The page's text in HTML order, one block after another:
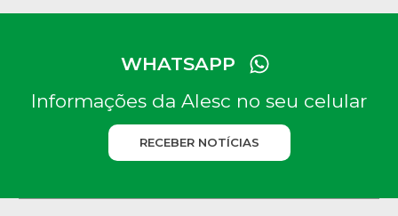
WHATSAPP
Informações da Alesc no seu celular
RECEBER NOTÍCIAS